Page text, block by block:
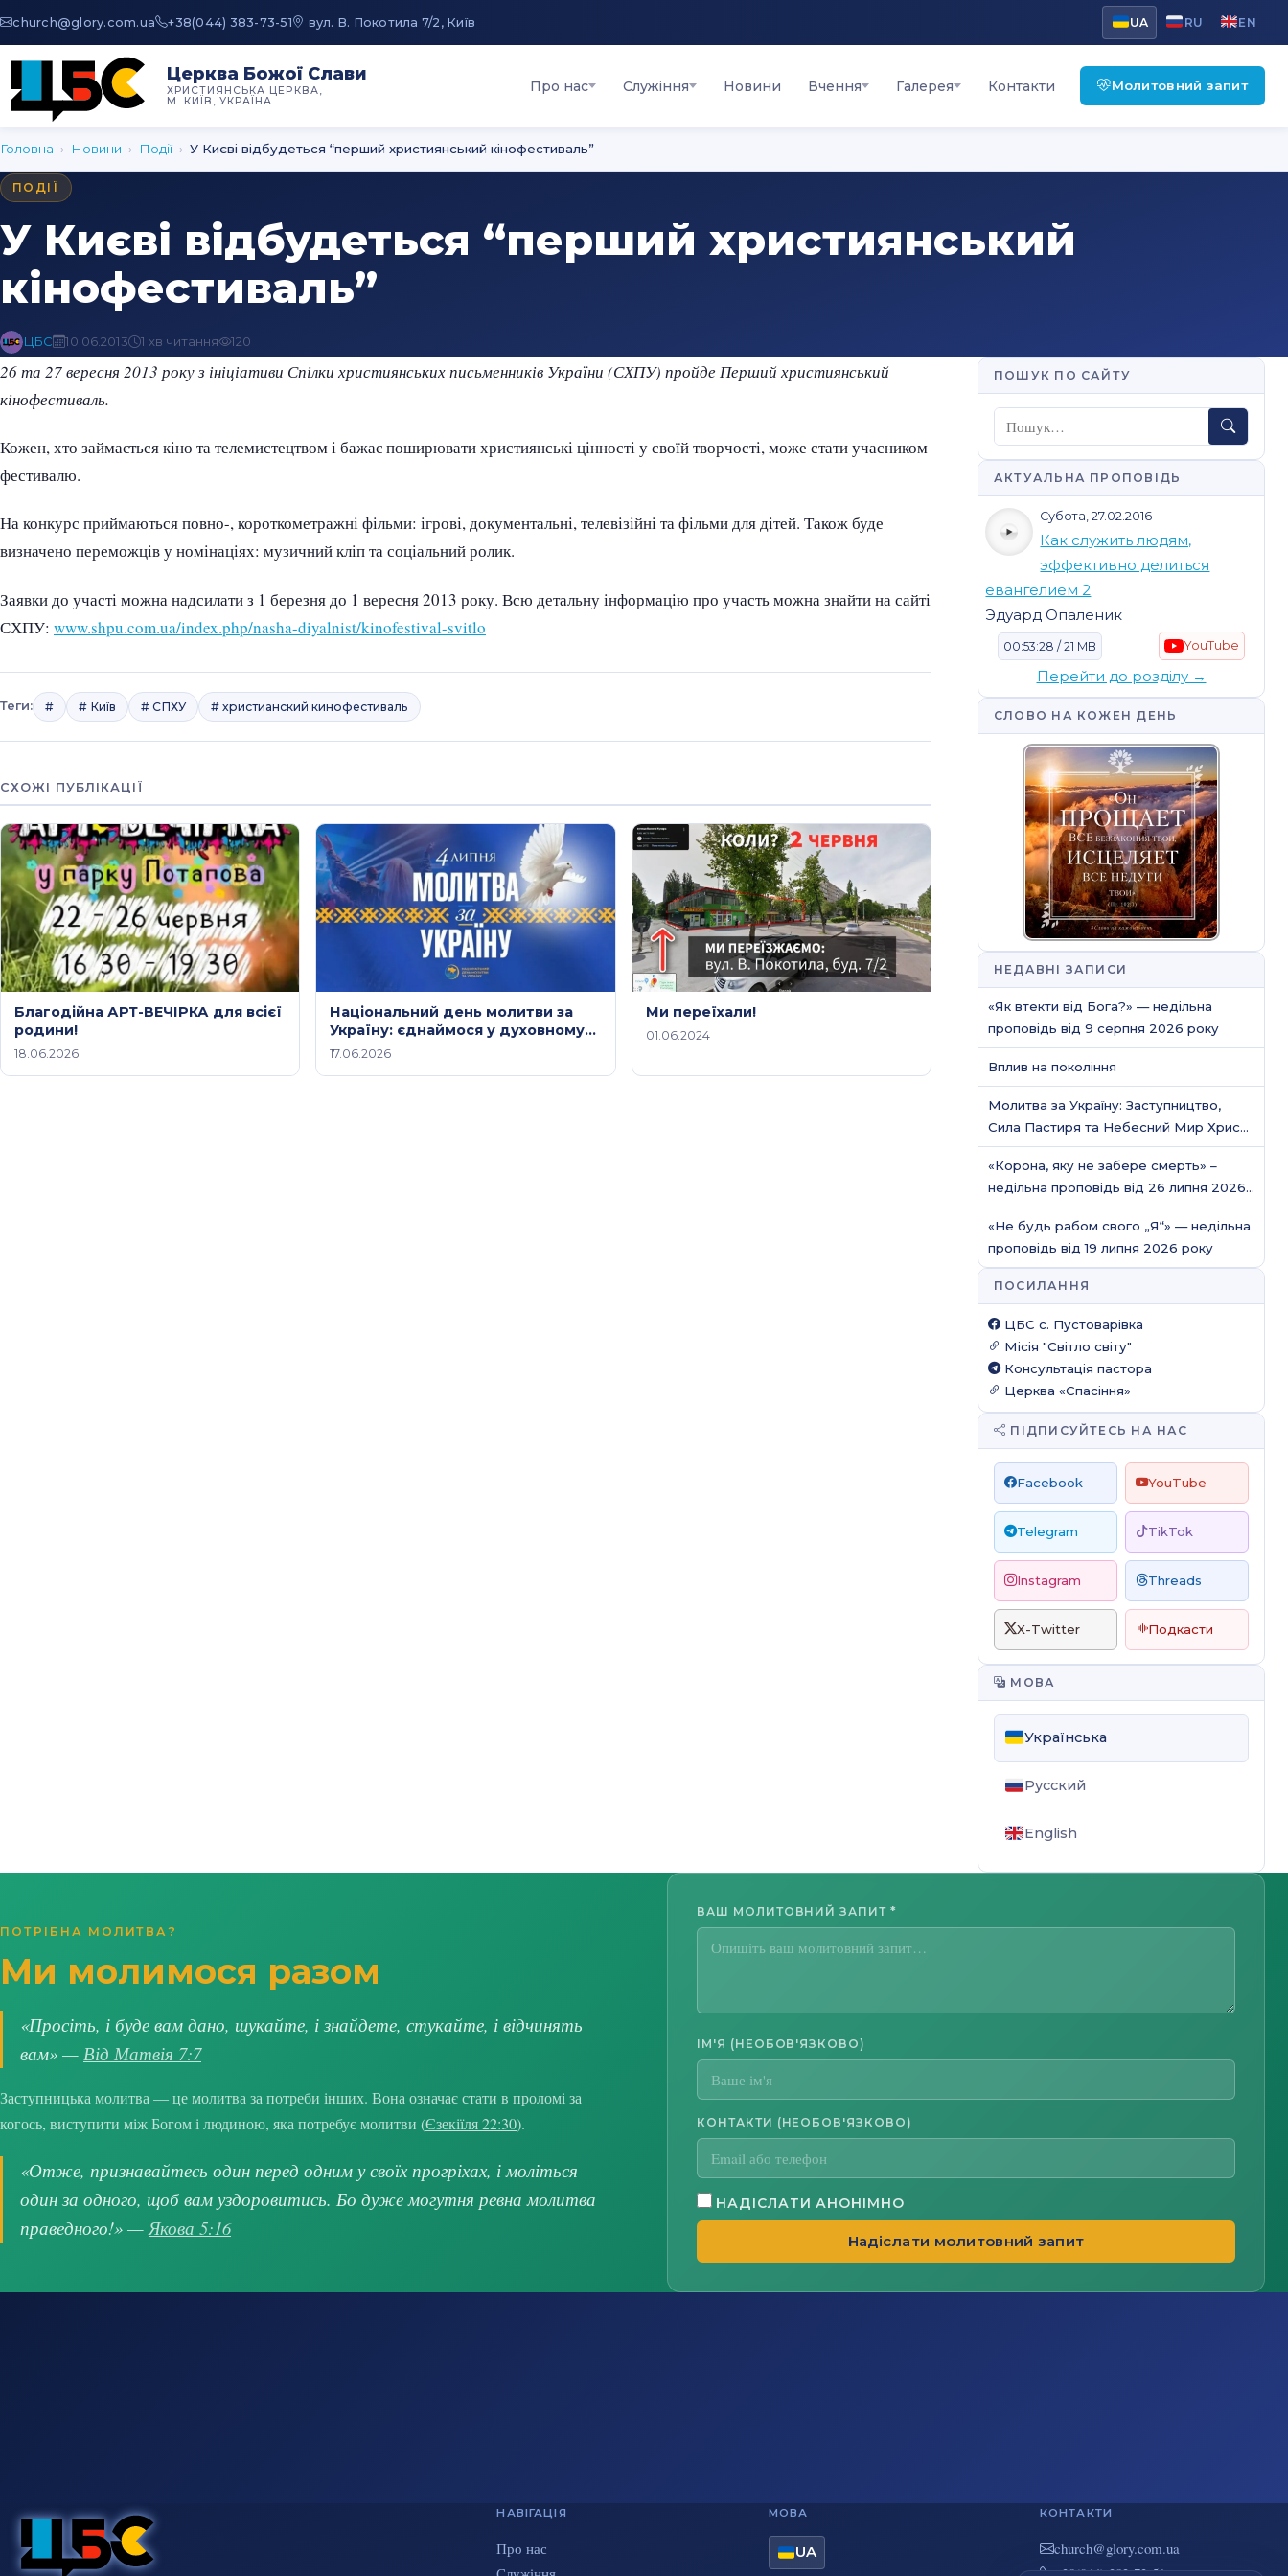
au.moc.yrolg@hcruhc +38(044) 383-73-51 вул. В. Покотила 7/2, Київ UA RU EN
Церква Божої Слави
ХРИСТИЯНСЬКА ЦЕРКВА,
М. КИЇВ, УКРАЇНА
Про нас Служіння Новини Вчення Галерея Контакти Молитовний запит
Головна › Новини › Події › У Києві відбудеться “перший християнський кінофестиваль”
ПОДІЇ
У Києві відбудеться “перший християнський
кінофестиваль”
ЦБС 10.06.2013 1 хв читання 120
26 та 27 вересня 2013 року з ініціативи Спілки християнських письменників України (СХПУ) пройде Перший християнський
кінофестиваль.
Кожен, хто займається кіно та телемистецтвом і бажає поширювати християнські цінності у своїй творчості, може стати учасником
фестивалю.
На конкурс приймаються повно-, короткометражні фільми: ігрові, документальні, телевізійні та фільми для дітей. Також буде
визначено переможців у номінаціях: музичний кліп та соціальний ролик.
Заявки до участі можна надсилати з 1 березня до 1 вересня 2013 року. Всю детальну інформацію про участь можна знайти на сайті
СХПУ: www.shpu.com.ua/index.php/nasha-diyalnist/kinofestival-svitlo
Теги: # # Київ # СПХУ # христианский кинофестиваль
СХОЖІ ПУБЛІКАЦІЇ
Благодійна АРТ-ВЕЧІРКА для всієї
родини!
18.06.2026
Національний день молитви за
Україну: єднаймося у духовному
заступництві
17.06.2026
Ми переїхали!
01.06.2024
ПОШУК ПО САЙТУ
Пошук
АКТУАЛЬНА ПРОПОВІДЬ
Субота, 27.02.2016
Как служить людям,
эффективно делиться
евангелием 2
Эдуард Опаленик
00:53:28 / 21 MB YouTube
Перейти до розділу →
СЛОВО НА КОЖЕН ДЕНЬ
НЕДАВНІ ЗАПИСИ
«Як втекти від Бога?» — недільна
проповідь від 9 серпня 2026 року
Вплив на покоління
Молитва за Україну: Заступництво,
Сила Пастиря та Небесний Мир Христа
/ Молитовне служіння
«Корона, яку не забере смерть» –
недільна проповідь від 26 липня 2026
року
«Не будь рабом свого „Я“» — недільна
проповідь від 19 липня 2026 року
ПОСИЛАННЯ
ЦБС c. Пустоварівка
Місія "Світло світу"
Консультація пастора
Церква «Спасіння»
ПІДПИСУЙТЕСЬ НА НАС
Facebook YouTube
Telegram TikTok
Instagram Threads
X-Twitter Подкасти
МОВА
Українська
Русский
English
ПОТРІБНА МОЛИТВА?
Ми молимося разом
«Просіть, і буде вам дано, шукайте, і знайдете, стукайте, і відчинять
вам» — Від Матвія 7:7
Заступницька молитва — це молитва за потреби інших. Вона означає стати в проломі за
когось, виступити між Богом і людиною, яка потребує молитви (Єзекіїля 22:30).
«Отже, признавайтесь один перед одним у своїх прогріхах, і моліться
один за одного, щоб вам уздоровитись. Бо дуже могутня ревна молитва
праведного!» —Якова 5:16
ВАШ МОЛИТОВНИЙ ЗАПИТ *
ІМ'Я (НЕОБОВ'ЯЗКОВО)
КОНТАКТИ (НЕОБОВ'ЯЗКОВО)
НАДІСЛАТИ АНОНІМНО
Надіслати молитовний запит
НАВІГАЦІЯ
Про нас
МОВА
UA
КОНТАКТИ
au.moc.yrolg@hcruhc